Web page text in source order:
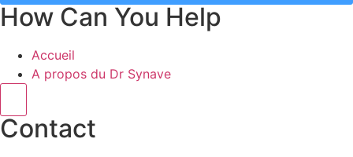
How Can You Help
Accueil
A propos du Dr Synave
Contact